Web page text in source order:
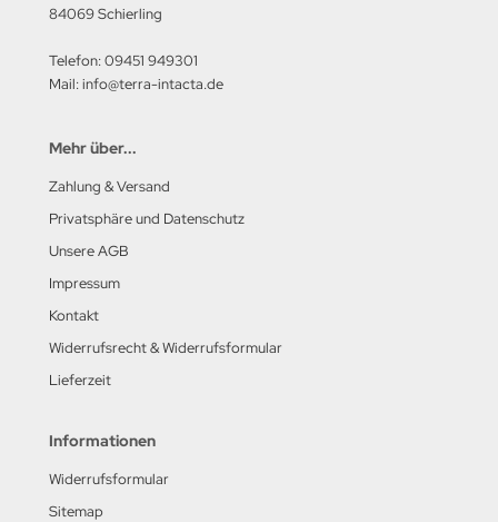
84069 Schierling
Telefon: 09451 949301
Mail: info@terra-intacta.de
Mehr über...
Zahlung & Versand
Privatsphäre und Datenschutz
Unsere AGB
Impressum
Kontakt
Widerrufsrecht & Widerrufsformular
Lieferzeit
Informationen
Widerrufsformular
Sitemap